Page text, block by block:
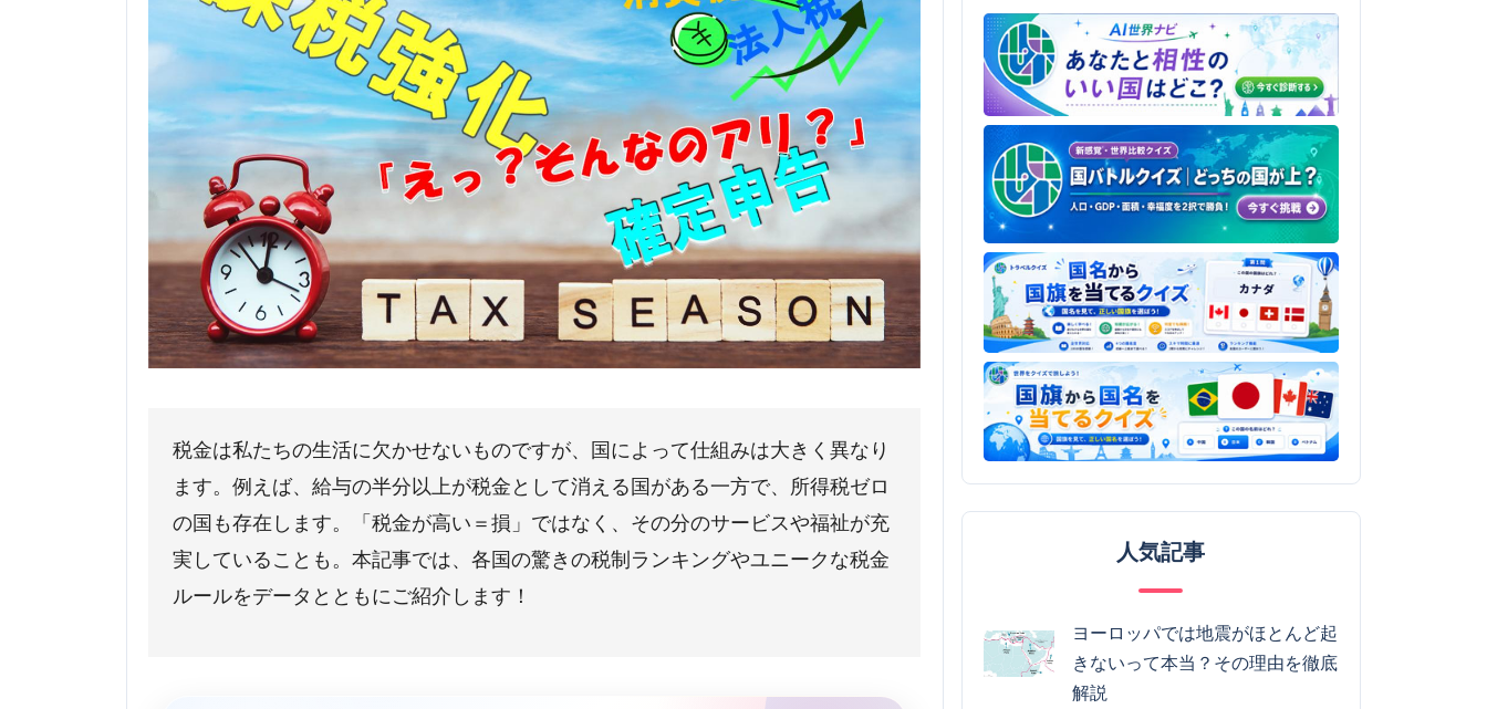
税金は私たちの生活に欠かせないものですが、国によって仕組みは大きく異なり
ます。例えば、給与の半分以上が税金として消える国がある一方で、所得税ゼロ
の国も存在します。「税金が高い＝損」ではなく、その分のサービスや福祉が充
実していることも。本記事では、各国の驚きの税制ランキングやユニークな税金
ルールをデータとともにご紹介します！
人気記事
ヨーロッパでは地震がほとんど起
きないって本当？その理由を徹底
解説